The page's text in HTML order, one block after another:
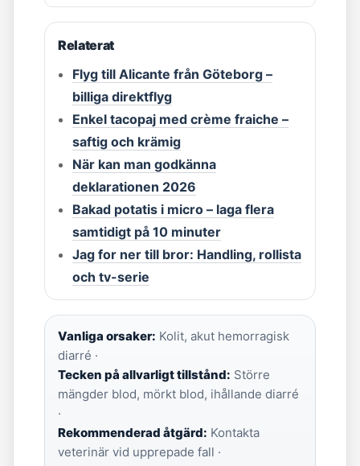
Relaterat
Flyg till Alicante från Göteborg –
billiga direktflyg
Enkel tacopaj med crème fraiche –
saftig och krämig
När kan man godkänna
deklarationen 2026
Bakad potatis i micro – laga flera
samtidigt på 10 minuter
Jag for ner till bror: Handling, rollista
och tv-serie
Vanliga orsaker: Kolit, akut hemorragisk
diarré ·
Tecken på allvarligt tillstånd: Större
mängder blod, mörkt blod, ihållande diarré
·
Rekommenderad åtgärd: Kontakta
veterinär vid upprepade fall ·